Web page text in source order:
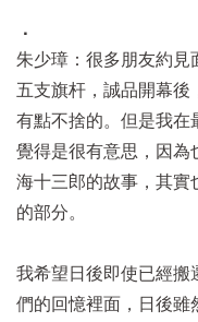
．
朱少璋：很多朋友約見
五支旗杆，誠品開幕後
有點不捨的。但是我在
覺得是很有意思，因為
海十三郎的故事，其實
的部分。
我希望日後即使已經搬
們的回憶裡面，日後雖